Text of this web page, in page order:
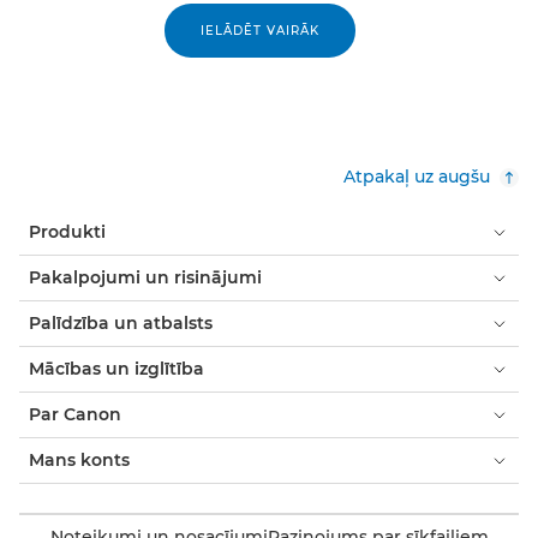
IELĀDĒT VAIRĀK
Atpakaļ uz augšu
Produkti
Pakalpojumi un risinājumi
Palīdzība un atbalsts
Mācības un izglītība
Par Canon
Mans konts